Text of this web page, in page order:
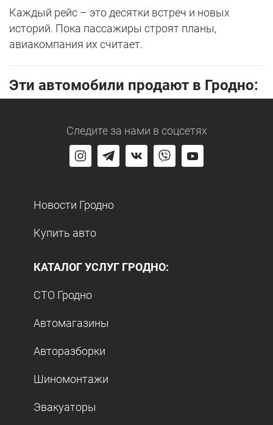
Каждый рейс – это десятки встреч и новых
историй. Пока пассажиры строят планы,
авиакомпания их считает.
Эти автомобили продают в Гродно:
Следите за нами в соцсетях
Новости Гродно
Купить авто
КАТАЛОГ УСЛУГ ГРОДНО:
СТО Гродно
Автомагазины
Авторазборки
Шиномонтажи
Эвакуаторы